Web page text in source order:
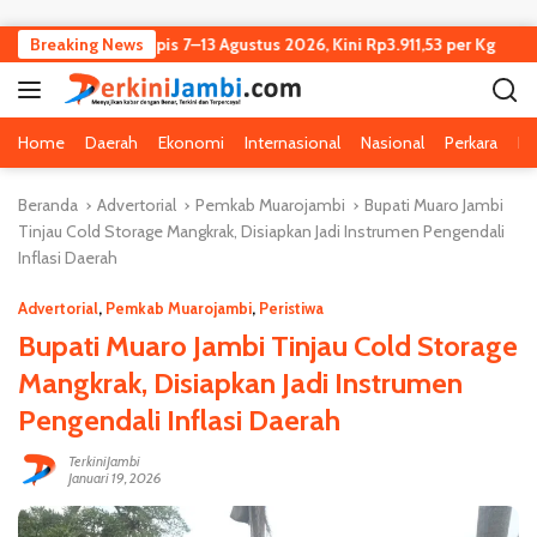
Breaking News
Turun Tipis 7–13 Agustus 2026, Kini Rp3.911,53 per Kg
Home Daerah Ekonomi Internasional Nasional Perkara
Beranda Advertorial Pemkab Muarojambi
Bupati Muaro Jambi
Tinjau Cold Storage Mangkrak, Disiapkan Jadi Instrumen Pengendali
Inflasi Daerah
Advertorial, Pemkab Muarojambi, Peristiwa
Bupati Muaro Jambi Tinjau Cold Storage
Mangkrak, Disiapkan Jadi Instrumen
Pengendali Inflasi Daerah
TerkiniJambi
Januari 19, 2026